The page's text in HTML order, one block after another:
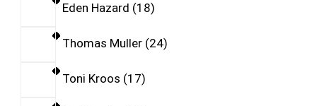
Eden Hazard 18
Thomas Muller 24
Toni Kroos 17